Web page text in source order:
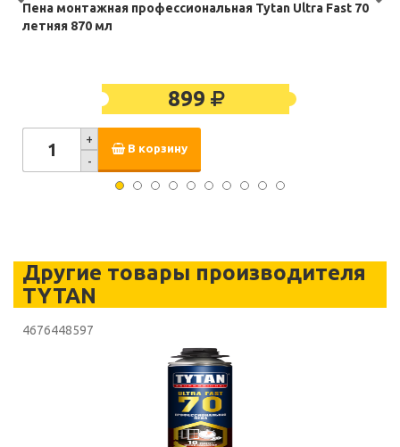
Пена монтажная профессиональная Tytan Ultra Fast 70
летняя 870 мл
899
+
-
В корзину
Другие товары производителя
TYTAN
4676448597